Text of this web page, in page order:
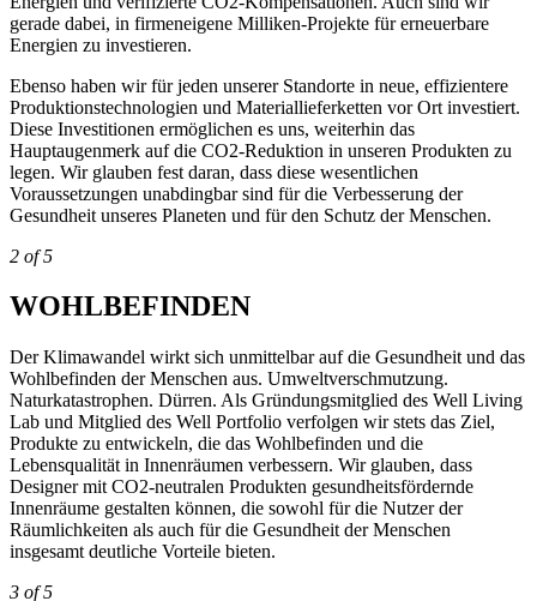
gerade dabei, in firmeneigene Milliken-Projekte für erneuerbare
Energien zu investieren.
Ebenso haben wir für jeden unserer Standorte in neue, effizientere
Produktionstechnologien und Materiallieferketten vor Ort investiert.
Diese Investitionen ermöglichen es uns, weiterhin das
Hauptaugenmerk auf die CO2-Reduktion in unseren Produkten zu
legen. Wir glauben fest daran, dass diese wesentlichen
Voraussetzungen unabdingbar sind für die Verbesserung der
Gesundheit unseres Planeten und für den Schutz der Menschen.
2 of 5
WOHLBEFINDEN
Der Klimawandel wirkt sich unmittelbar auf die Gesundheit und das
Wohlbefinden der Menschen aus. Umweltverschmutzung.
Naturkatastrophen. Dürren. Als Gründungsmitglied des Well Living
Lab und Mitglied des Well Portfolio verfolgen wir stets das Ziel,
Produkte zu entwickeln, die das Wohlbefinden und die
Lebensqualität in Innenräumen verbessern. Wir glauben, dass
Designer mit CO2-neutralen Produkten gesundheitsfördernde
Innenräume gestalten können, die sowohl für die Nutzer der
Räumlichkeiten als auch für die Gesundheit der Menschen
insgesamt deutliche Vorteile bieten.
3 of 5